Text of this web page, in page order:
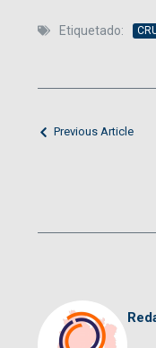
Etiquetado:
Previous Article